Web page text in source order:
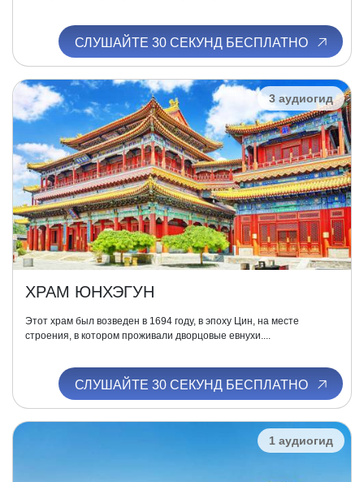
СЛУШАЙТЕ 30 СЕКУНД БЕСПЛАТНО
3 аудиогид
ХРАМ ЮНХЭГУН
Этот храм был возведен в 1694 году, в эпоху Цин, на месте
строения, в котором проживали дворцовые евнухи....
СЛУШАЙТЕ 30 СЕКУНД БЕСПЛАТНО
1 аудиогид